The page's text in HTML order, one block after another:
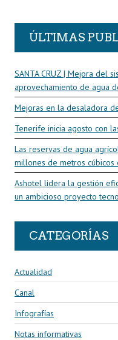
ÚLTIMAS
SANTA CRUZ | Mejora del
aprovechamiento de agua
Mejoras en la desaladora
Tenerife inicia agosto con
Las reservas de agua
millones de metros
Ashotel lidera la gestión
un ambicioso proyecto
CATEGORÍAS
Actualidad
Canal
Infografías
Notas informativas